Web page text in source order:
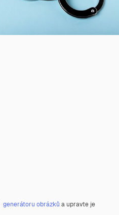
generátoru obrázků a upravte je